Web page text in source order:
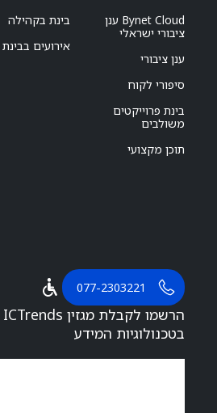
Bynet Cloud ענן
ציבורי ישראלי
ענן ציבורי
סיפורי לקוח
בינת פרוייקטים
משולבים
תוכן מקצועי
בינת בקהילה
אירועים בבינת
077-2303221
בטכנולוגיות המידע